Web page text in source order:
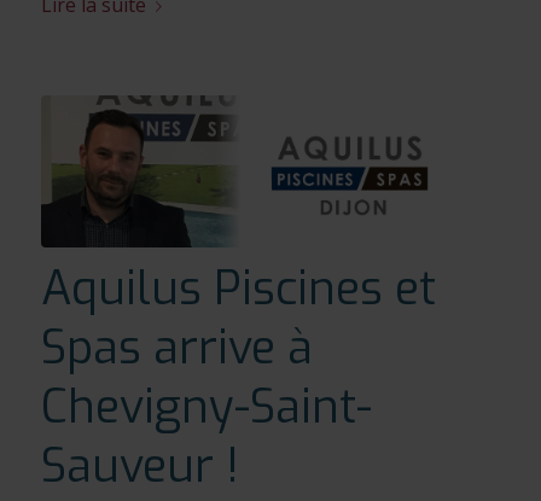
Aquilus Piscines et
Spas arrive à
Chevigny-Saint-
Sauveur !